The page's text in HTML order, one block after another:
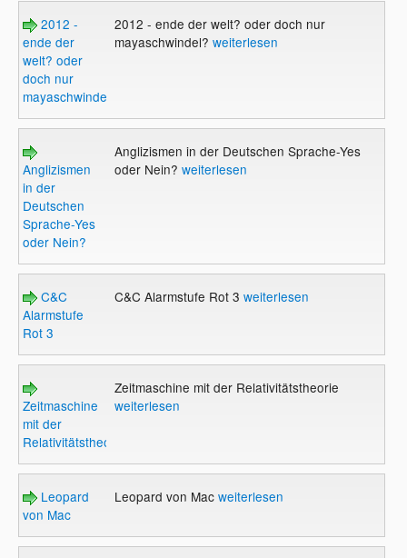
2012 -
ende der
welt? oder
doch nur
mayaschwindel?
2012 - ende der welt? oder doch nur
mayaschwindel? weiterlesen
Anglizismen
in der
Deutschen
Sprache-Yes
oder Nein?
Anglizismen in der Deutschen Sprache-Yes
oder Nein? weiterlesen
C&C
Alarmstufe
Rot 3
C&C Alarmstufe Rot 3 weiterlesen
Zeitmaschine
mit der
Relativitätstheorie
Zeitmaschine mit der Relativitätstheorie
weiterlesen
Leopard
von Mac
Leopard von Mac weiterlesen